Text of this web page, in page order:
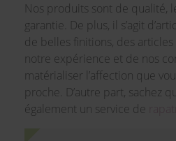
Nos produits sont de qualité,
garantie. De plus, il s’agit
de belles finitions, des
notre expérience et de nos
matérialiser l’affection que
proche. D’autre part, sachez
également un service de